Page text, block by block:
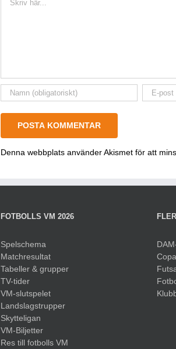
Denna webbplats använder Akismet för att
FOTBOLLS VM 2026
Spelschema
Matchresultat
Tabeller & grupper
TV-tider
VM-slutspelet
Landslagstrupper
Skytteligan
VM-Biljetter
Res till fotbolls VM